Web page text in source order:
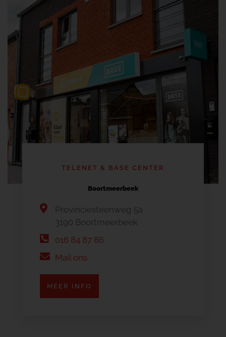
TELENET & BASE CENTER
Boortmeerbeek
Provinciesteenweg 5a
3190 Boortmeerbeek
016 84 87 86
Mail ons
MEER INFO